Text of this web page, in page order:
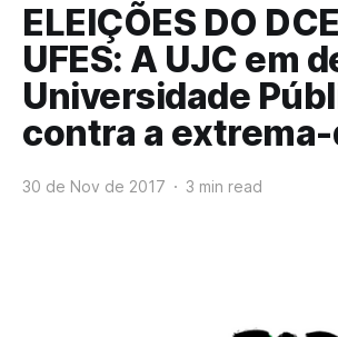
ELEIÇÕES DO
UFES: A UJC em
Universidade
contra a
30 de Nov de 2017 3 min read